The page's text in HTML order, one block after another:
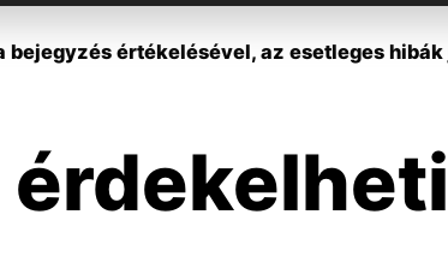
bejegyzés értékelésével, az esetleges